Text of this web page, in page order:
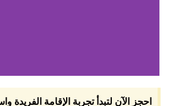
لماذا تختار فندق
احجز الآن لتبدأ تجربة الإقامة الفريدة